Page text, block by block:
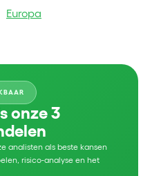
Europa
onze 3
analisten als beste kansen
risico-analyse en het